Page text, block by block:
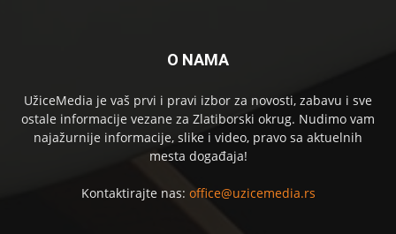
O NAMA
UžiceMedia je vaš prvi i pravi izbor za novosti, zabavu i sve
ostale informacije vezane za Zlatiborski okrug. Nudimo vam
najažurnije informacije, slike i video, pravo sa aktuelnih
mesta događaja!
Kontaktirajte nas: office@uzicemedia.rs